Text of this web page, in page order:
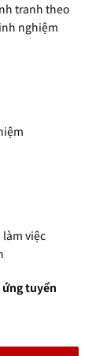
tranh theo
nghiệm
việc
tuyển